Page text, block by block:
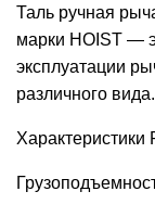
Таль ручная
марки HOIST —
эксплуатации
различного вида.